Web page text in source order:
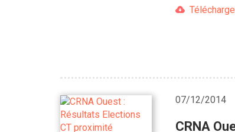
07/12/2014
CRNA